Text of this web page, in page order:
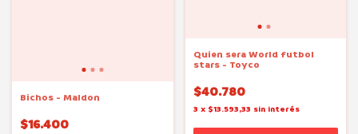
Bichos - Maldon
$16.400
Quien sera World futbol
stars - Toyco
$40.780
3 x $13.593,33 sin interés